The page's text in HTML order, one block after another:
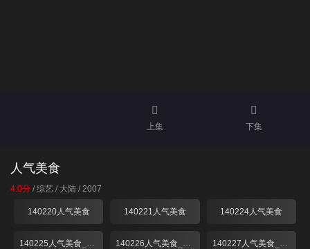
上集 下集
人气美食
4.0分 / 综艺 / 大陆 / 2007
140220人气美食 140221人气美食 140224人气美食
140225人气美食_001 140226人气美食_001 140227人气美食_001